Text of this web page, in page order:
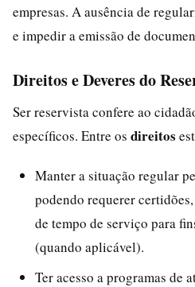
empresas. A ausência de
e impedir a emissão de
Direitos e Deveres do
Ser reservista confere ao
específicos. Entre os direitos
Manter a situação regular
podendo requerer
de tempo de serviço para
(quando aplicável).
Ter acesso a programas de